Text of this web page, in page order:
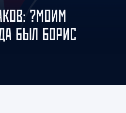
?МОИМ
БЫЛ БОРИС